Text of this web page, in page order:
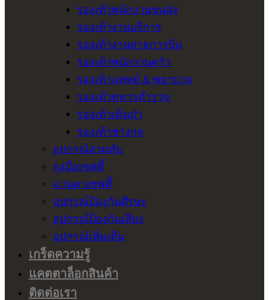
รองเท้าพนักงานขนส่ง
รองเท้างานบริการ
รองเท้างานสายการบิน
รองเท้าพนักงานครัว
รองเท้าแพทย์ & พยาบาล
รองเท้าทหารตำรวจ
รองเท้าเดินป่า
รองเท้าช่างกล
อุปกรณ์สวมทับ
ถุงมือเซฟตี้
แว่นตาเซฟตี้
อุปกรณ์ป้องกันศีรษะ
อุปกรณ์ป้องกันเสียง
อุปกรณ์เพิ่มเติม
เกร็ดความรู้
แคตตาล็อกสินค้า
ติดต่อเรา